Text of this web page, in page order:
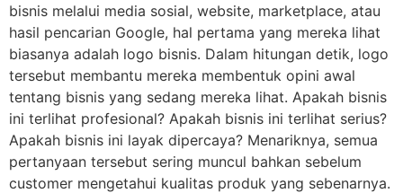
bisnis melalui media sosial, website, marketplace, atau
hasil pencarian Google, hal pertama yang mereka lihat
biasanya adalah logo bisnis. Dalam hitungan detik, logo
tersebut membantu mereka membentuk opini awal
tentang bisnis yang sedang mereka lihat. Apakah bisnis
ini terlihat profesional? Apakah bisnis ini terlihat serius?
Apakah bisnis ini layak dipercaya? Menariknya, semua
pertanyaan tersebut sering muncul bahkan sebelum
customer mengetahui kualitas produk yang sebenarnya.